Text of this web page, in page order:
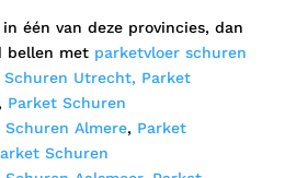
één van deze provincies, dan
bellen met parketvloer schuren
Schuren Utrecht, Parket
Parket Schuren
Schuren Almere, Parket
Schuren